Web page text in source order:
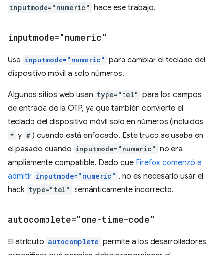
inputmode="numeric" hace ese trabajo.
inputmode="numeric"
Usa inputmode="numeric" para cambiar el teclado del
dispositivo móvil a solo números.
Algunos sitios web usan type="tel" para los campos
de entrada de la OTP, ya que también convierte el
teclado del dispositivo móvil solo en números (incluidos
* y # ) cuando está enfocado. Este truco se usaba en
el pasado cuando inputmode="numeric" no era
ampliamente compatible. Dado que Firefox comenzó a
admitir inputmode="numeric" , no es necesario usar el
hack type="tel" semánticamente incorrecto.
autocomplete="one-time-code"
El atributo autocomplete permite a los desarrolladores